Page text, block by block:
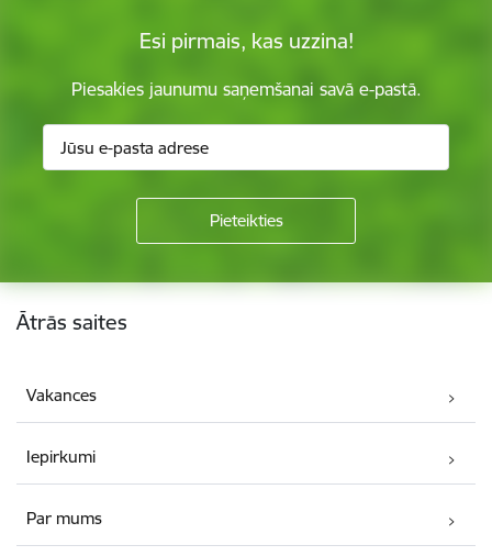
Esi pirmais, kas uzzina!
Piesakies jaunumu saņemšanai savā e-pastā.
Kājene
Ātrās saites
Vakances
Iepirkumi
Par mums